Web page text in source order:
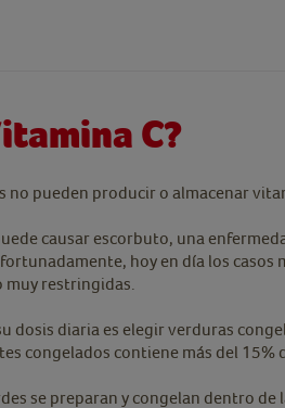
C?
no pueden producir o almacenar
causar escorbuto, una
hoy en día los
restringidas.
dosis diaria es elegir verduras
congelados contiene más del
se preparan y congelan dentro